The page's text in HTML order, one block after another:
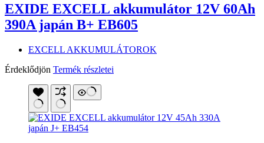
EXIDE EXCELL akkumulátor 12V 60Ah
390A japán B+ EB605
EXCELL AKKUMULÁTOROK
Érdeklődjön Termék részletei